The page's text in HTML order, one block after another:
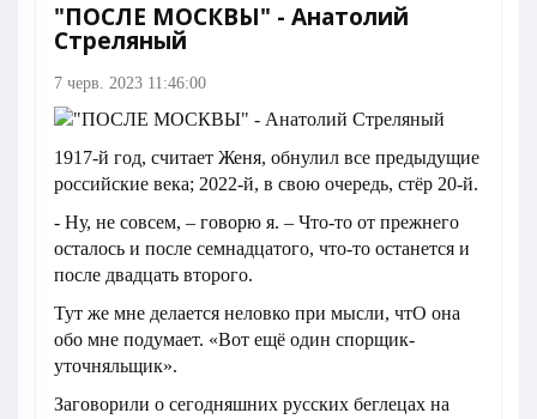
"ПОСЛЕ МОСКВЫ" - Анатолий
Стреляный
7 черв. 2023 11:46:00
1917-й год, считает Женя, обнулил все предыдущие
российские века; 2022-й, в свою очередь, стёр 20-й.
- Ну, не совсем, – говорю я. – Что-то от прежнего
осталось и после семнадцатого, что-то останется и
после двадцать второго.
Тут же мне делается неловко при мысли, чтО она
обо мне подумает. «Вот ещё один спорщик-
уточняльщик».
Заговорили о сегодняшних русских беглецах на